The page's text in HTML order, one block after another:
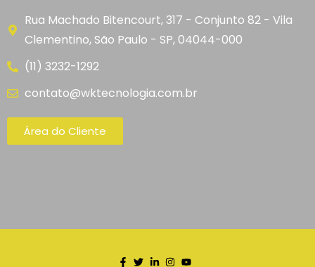
Rua Machado Bitencourt, 317 - Conjunto 82 - Vila
Clementino, São Paulo - SP, 04044-000
(11) 3232-1292
contato@wktecnologia.com.br
Área do Cliente